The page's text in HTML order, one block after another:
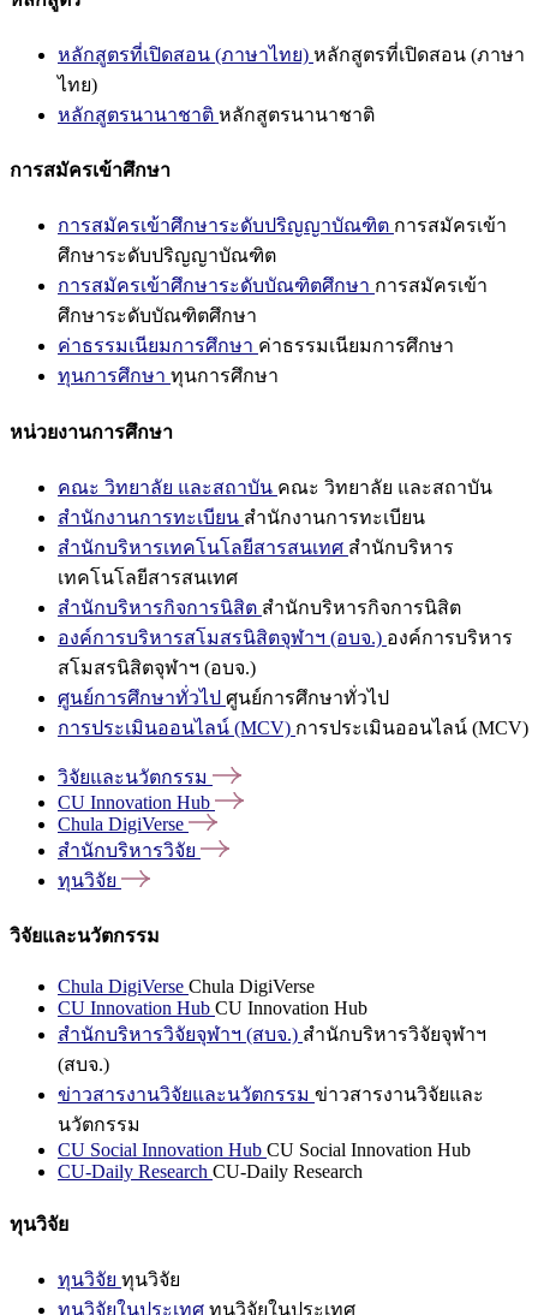
หลักสูตรที่เปิดสอน (ภาษาไทย) หลักสูตรที่เปิดสอน (ภาษา
ไทย)
หลักสูตรนานาชาติ หลักสูตรนานาชาติ
การสมัครเข้าศึกษา
การสมัครเข้าศึกษาระดับปริญญาบัณฑิต การสมัครเข้า
ศึกษาระดับปริญญาบัณฑิต
การสมัครเข้าศึกษาระดับบัณฑิตศึกษา การสมัครเข้า
ศึกษาระดับบัณฑิตศึกษา
ค่าธรรมเนียมการศึกษา ค่าธรรมเนียมการศึกษา
ทุนการศึกษา ทุนการศึกษา
หน่วยงานการศึกษา
คณะ วิทยาลัย และสถาบัน คณะ วิทยาลัย และสถาบัน
สำนักงานการทะเบียน สำนักงานการทะเบียน
สำนักบริหารเทคโนโลยีสารสนเทศ สำนักบริหาร
เทคโนโลยีสารสนเทศ
สำนักบริหารกิจการนิสิต สำนักบริหารกิจการนิสิต
องค์การบริหารสโมสรนิสิตจุฬาฯ (อบจ.) องค์การบริหาร
สโมสรนิสิตจุฬาฯ (อบจ.)
ศูนย์การศึกษาทั่วไป ศูนย์การศึกษาทั่วไป
การประเมินออนไลน์ (MCV) การประเมินออนไลน์ (MCV)
วิจัยและนวัตกรรม
CU Innovation Hub
Chula DigiVerse
สำนักบริหารวิจัย
ทุนวิจัย
วิจัยและนวัตกรรม
Chula DigiVerse Chula DigiVerse
CU Innovation Hub CU Innovation Hub
สำนักบริหารวิจัยจุฬาฯ (สบจ.) สำนักบริหารวิจัยจุฬาฯ
(สบจ.)
ข่าวสารงานวิจัยและนวัตกรรม ข่าวสารงานวิจัยและ
นวัตกรรม
CU Social Innovation Hub CU Social Innovation Hub
CU-Daily Research CU-Daily Research
ทุนวิจัย
ทุนวิจัย ทุนวิจัย
ทุนวิจัยในประเทศ ทุนวิจัยในประเทศ